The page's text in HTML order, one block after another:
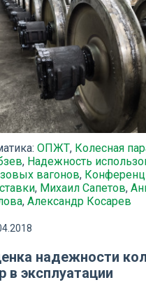
ОПЖТ, Колесная
, Надежность
вагонов,
, Михаил Сапетов,
, Александр Косарев
надежности
в эксплуатации